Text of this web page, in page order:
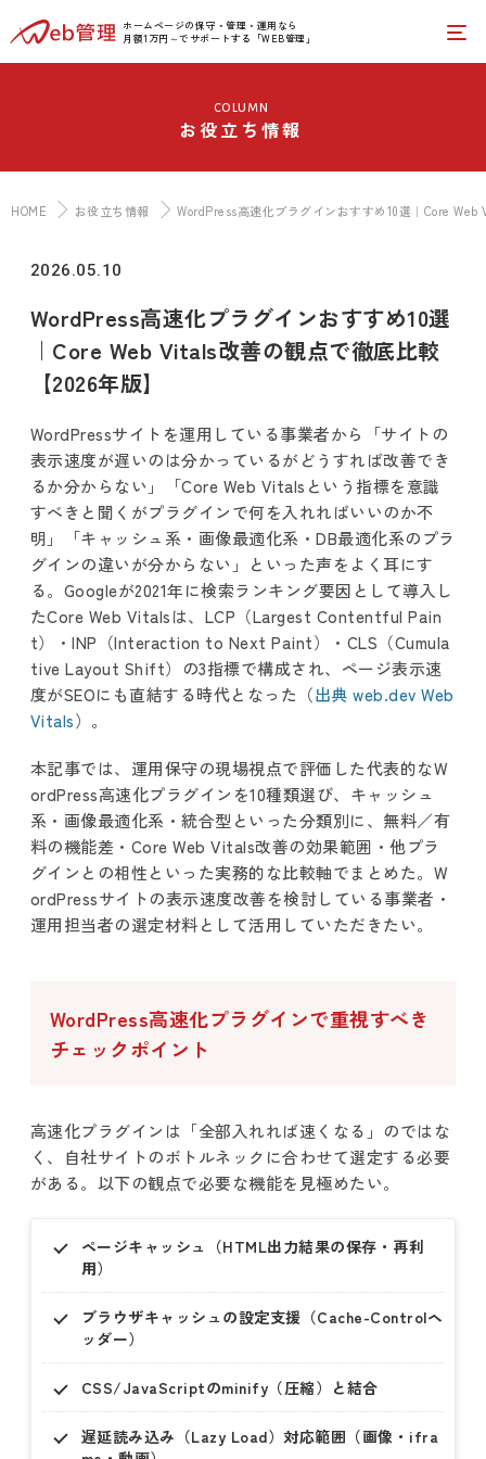
ホームページの保守・管理・運用なら
月額1万円～でサポートする「WEB管理」
column
お役立ち情報
HOME お役立ち情報 WordPress高速化プラグインおすすめ10選｜Core
2026.05.10
WordPress高速化プラグインおすすめ10選
｜Core Web Vitals改善の観点で徹底比較
【2026年版】
WordPressサイトを運用している事業者から「サイトの
表示速度が遅いのは分かっているがどうすれば改善でき
るか分からない」「Core Web Vitalsという指標を意識
すべきと聞くがプラグインで何を入れればいいのか不
明」「キャッシュ系・画像最適化系・DB最適化系のプラ
グインの違いが分からない」といった声をよく耳にす
る。Googleが2021年に検索ランキング要因として導入し
たCore Web Vitalsは、LCP（Largest Contentful Pain
t）・INP（Interaction to Next Paint）・CLS（Cumula
tive Layout Shift）の3指標で構成され、ページ表示速
度がSEOにも直結する時代となった（出典 web.dev Web
Vitals）。
本記事では、運用保守の現場視点で評価した代表的なW
ordPress高速化プラグインを10種類選び、キャッシュ
系・画像最適化系・統合型といった分類別に、無料／有
料の機能差・Core Web Vitals改善の効果範囲・他プラ
グインとの相性といった実務的な比較軸でまとめた。W
ordPressサイトの表示速度改善を検討している事業者・
運用担当者の選定材料として活用していただきたい。
WordPress高速化プラグインで重視すべき
チェックポイント
高速化プラグインは「全部入れれば速くなる」のではな
く、自社サイトのボトルネックに合わせて選定する必要
がある。以下の観点で必要な機能を見極めたい。
ページキャッシュ（HTML出力結果の保存・再利
用）
ブラウザキャッシュの設定支援（Cache-Controlヘ
ッダー）
CSS/JavaScriptのminify（圧縮）と結合
遅延読み込み（Lazy Load）対応範囲（画像・ifra